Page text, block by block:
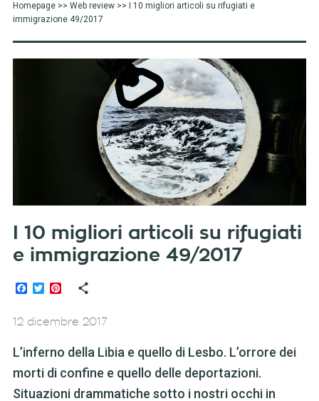
Homepage>> Web review>> I 10 migliori articoli su rifugiati e
immigrazione 49/2017
I 10 migliori articoli su rifugiati
e immigrazione 49/2017
Facebook
TwitterPinterest
12 dicembre 2017
L’inferno della Libia e quello di Lesbo. L’orrore dei
morti di confine e quello delle deportazioni.
Situazioni drammatiche sotto i nostri occhi in